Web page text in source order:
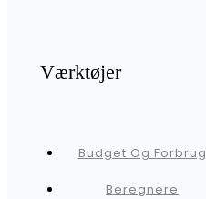
Værktøjer
Budget Og Forbrug
Beregnere